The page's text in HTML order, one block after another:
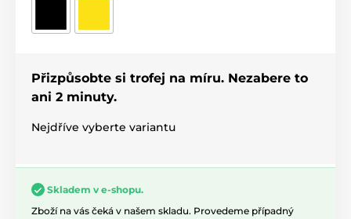
Přizpůsobte si trofej na míru. Nezabere to
ani 2 minuty.
Nejdříve vyberte variantu
Skladem v e-shopu.
Zboží na vás čeká v našem skladu. Provedeme případný